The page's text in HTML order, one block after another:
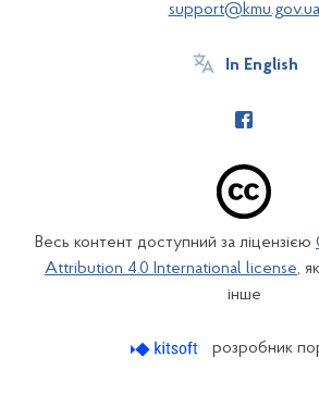
support@kmu.gov.ua
In English
Весь контент доступний за ліцензією
Attribution 4.0 International license,
інше
розробник